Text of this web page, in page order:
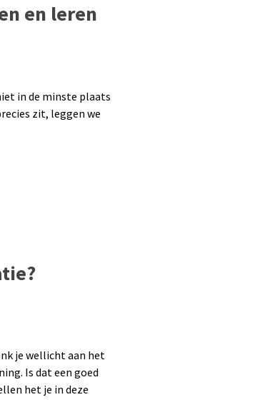
en leren
in de minste plaats
zit, leggen we
je wellicht aan het
Is dat een goed
het je in deze